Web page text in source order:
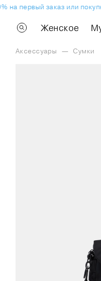
на первый заказ или
Женское
Аксессуары — Сумки